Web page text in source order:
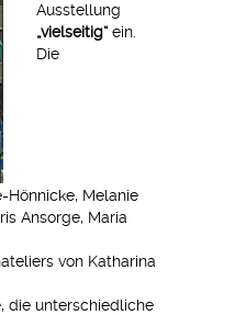
Ausstellung
„vielseitig“ein.
Die
Hönnicke, Melanie
Ansorge, Maria
von Katharina
die unterschiedliche